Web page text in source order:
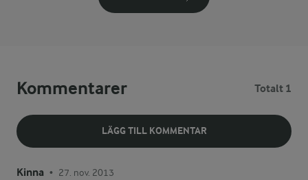
Kommentarer Totalt 1
LÄGG TILL KOMMENTAR
Kinna • 27. nov. 2013